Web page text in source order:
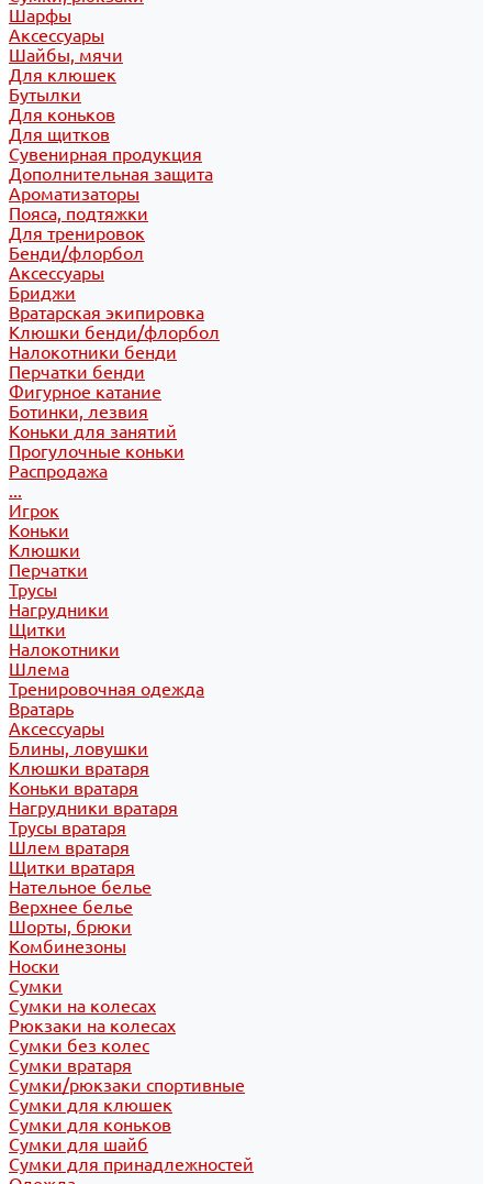
Шарфы
Аксессуары
Шайбы, мячи
Для клюшек
Бутылки
Для коньков
Для щитков
Сувенирная продукция
Дополнительная защита
Ароматизаторы
Пояса, подтяжки
Для тренировок
Бенди/флорбол
Аксессуары
Бриджи
Вратарская экипировка
Клюшки бенди/флорбол
Налокотники бенди
Перчатки бенди
Фигурное катание
Ботинки, лезвия
Коньки для занятий
Прогулочные коньки
Распродажа
...
Игрок
Коньки
Клюшки
Перчатки
Трусы
Нагрудники
Щитки
Налокотники
Шлема
Тренировочная одежда
Вратарь
Аксессуары
Блины, ловушки
Клюшки вратаря
Коньки вратаря
Нагрудники вратаря
Трусы вратаря
Шлем вратаря
Щитки вратаря
Нательное белье
Верхнее белье
Шорты, брюки
Комбинезоны
Носки
Сумки
Сумки на колесах
Рюкзаки на колесах
Сумки без колес
Сумки вратаря
Сумки/рюкзаки спортивные
Сумки для клюшек
Сумки для коньков
Сумки для шайб
Сумки для принадлежностей